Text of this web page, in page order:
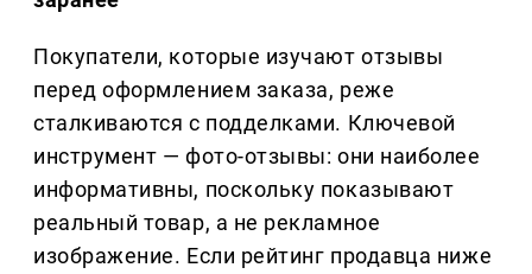
Покупатели, которые изучают отзывы
перед оформлением заказа, реже
сталкиваются с подделками. Ключевой
инструмент — фото-отзывы: они наиболее
информативны, поскольку показывают
реальный товар, а не рекламное
изображение. Если рейтинг продавца ниже